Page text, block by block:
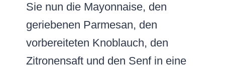
Sie nun die Mayonnaise, den
geriebenen Parmesan, den
vorbereiteten Knoblauch, den
Zitronensaft und den Senf in eine